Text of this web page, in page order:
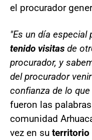
el procurador
"Es un día especial
tenido visitas de
procurador, y
del procurador
confianza de lo
fueron las
comunidad
vez en su territorio